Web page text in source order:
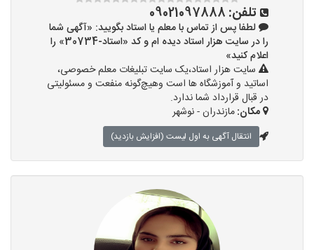
تلفن: 09021097888
لطفا پس از تماس با معلم یا استاد بگویید: «آگهی شما
را در سایت هزار استاد دیده ام و کد «استاد-30734» را
اعلام کنید»
سایت هزار استاد،یک سایت تبلیغات معلم خصوصی،
اساتید و آموزشگاه ها است وهیچ‌گونه منفعت و مسئولیتی
در قبال قرارداد شما ندارد.
مکان:مازندران - نوشهر
انتقال آگهی به اول لیست (افزایش بازدید)